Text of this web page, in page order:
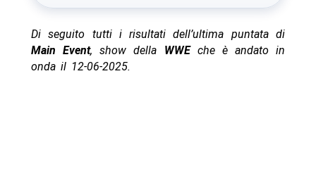
Di seguito tutti i risultati dell’ultima puntata di
Main Event, show della WWEche è andato in
onda il 12-06-2025.